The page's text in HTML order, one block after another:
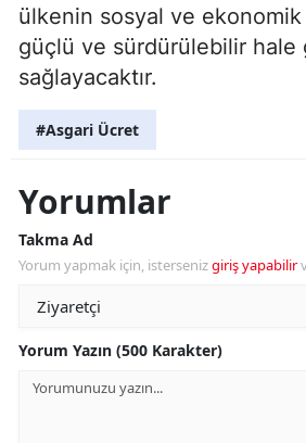
ülkenin sosyal ve ekonomik
güçlü ve sürdürülebilir hale
sağlayacaktır.
#Asgari Ücret
Yorumlar
Takma Ad
Yorum yapmak için, istersenizgiriş yapabilir
Yorum Yazın (500 Karakter)